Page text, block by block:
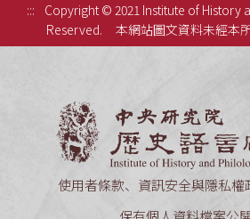
:::
Copyright © 2021 Institute of History
Reserved.
本網站圖文資料未經本
使用者條款、資訊安全與隱私權